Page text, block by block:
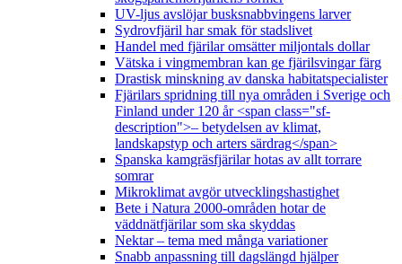
UV-ljus avslöjar busksnabbvingens larver
Sydrovfjäril har smak för stadslivet
Handel med fjärilar omsätter miljontals dollar
Vätska i vingmembran kan ge fjärilsvingar färg
Drastisk minskning av danska habitatspecialister
Fjärilars spridning till nya områden i Sverige och
Finland under 120 år <span class="sf-
description">– betydelsen av klimat,
landskapstyp och arters särdrag</span>
Spanska kamgräsfjärilar hotas av allt torrare
somrar
Mikroklimat avgör utvecklingshastighet
Bete i Natura 2000-områden hotar de
väddnätfjärilar som ska skyddas
Nektar – tema med många variationer
Snabb anpassning till dagslängd hjälper